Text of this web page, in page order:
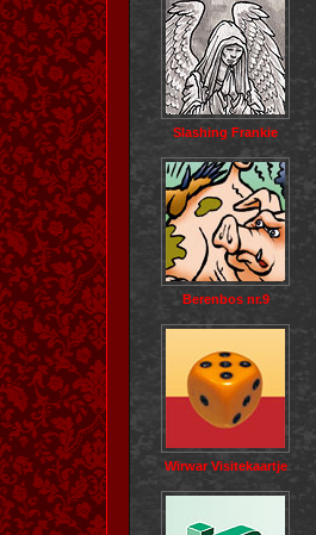
Slashing Frankie
Berenbos nr.9
Wirwar Visitekaartje